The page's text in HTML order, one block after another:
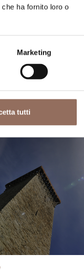
ha fornito loro o
Marketing
tutti
- Tappa 13: